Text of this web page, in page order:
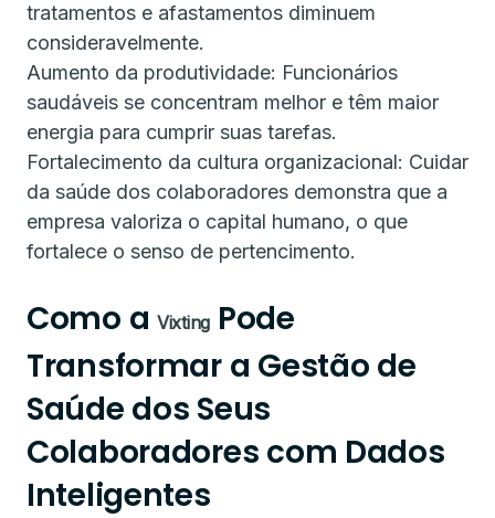
tratamentos e afastamentos diminuem
consideravelmente.
Aumento da produtividade: Funcionários
saudáveis se concentram melhor e têm maior
energia para cumprir suas tarefas.
Fortalecimento da cultura organizacional: Cuidar
da saúde dos colaboradores demonstra que a
empresa valoriza o capital humano, o que
fortalece o senso de pertencimento.
Como aVixting Pode
Transformar a Gestão de
Saúde dos Seus
Colaboradores com Dados
Inteligentes